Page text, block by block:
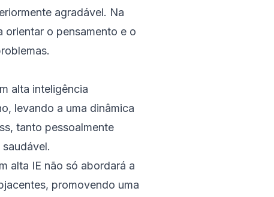
agradável. Na
orientar o pensamento e o
alta inteligência
levando a uma dinâmica
tanto pessoalmente
alta IE não só abordará a
promovendo uma